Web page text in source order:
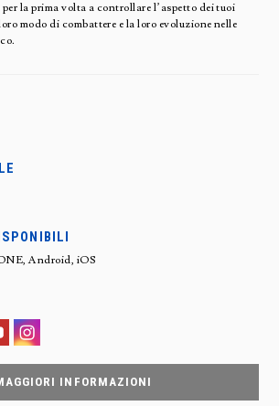
la prima volta a controllare l’aspetto dei tuoi
modo di combattere e la loro evoluzione nelle
Android, iOS
INFORMAZIONI